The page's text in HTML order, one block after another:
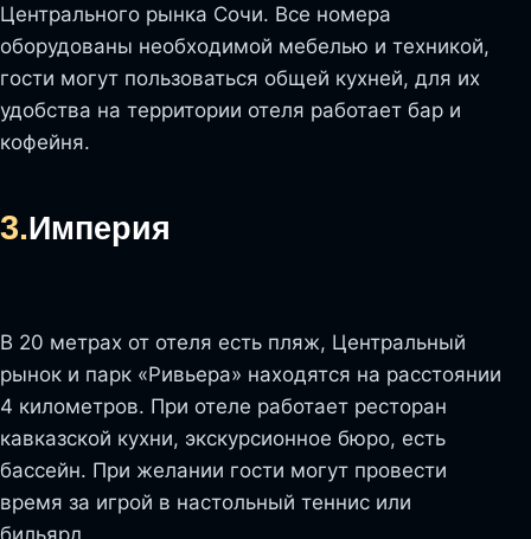
Центрального рынка Сочи. Все номера
оборудованы необходимой мебелью и техникой,
гости могут пользоваться общей кухней, для их
удобства на территории отеля работает бар и
кофейня.
3.Империя
В 20 метрах от отеля есть пляж, Центральный
рынок и парк «Ривьера» находятся на расстоянии
4 километров. При отеле работает ресторан
кавказской кухни, экскурсионное бюро, есть
бассейн. При желании гости могут провести
время за игрой в настольный теннис или
бильярд.